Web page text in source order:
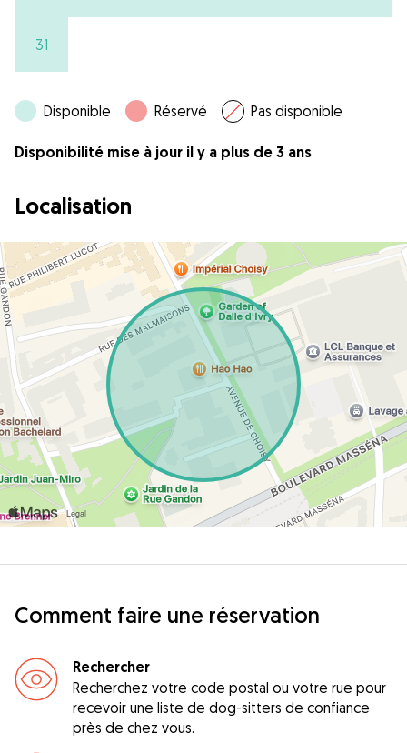
31
Disponible Réservé Pas disponible
Disponibilité mise à jour il y a plus de 3 ans
Localisation
Comment faire une réservation
Rechercher
Recherchez votre code postal ou votre rue pour
recevoir une liste de dog-sitters de confiance
près de chez vous.